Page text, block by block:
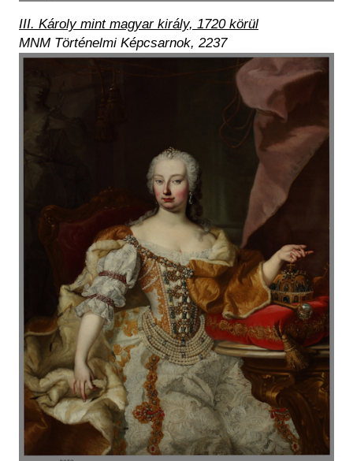
III. Károly mint magyar király, 1720 körül
MNM Történelmi Képcsarnok, 2237
Kép